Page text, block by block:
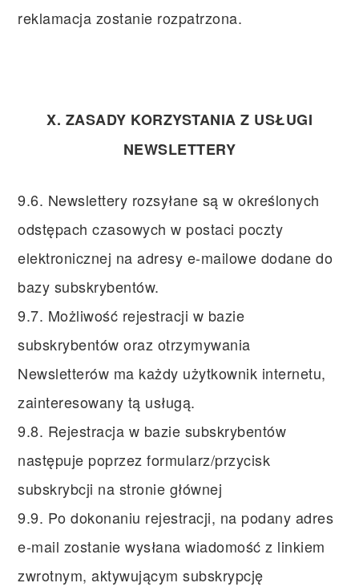
reklamacja zostanie rozpatrzona.
X. ZASADY KORZYSTANIA Z USŁUGI
NEWSLETTERY
9.6. Newslettery rozsyłane są w określonych
odstępach czasowych w postaci poczty
elektronicznej na adresy e-mailowe dodane do
bazy subskrybentów.
9.7. Możliwość rejestracji w bazie
subskrybentów oraz otrzymywania
Newsletterów ma każdy użytkownik internetu,
zainteresowany tą usługą.
9.8. Rejestracja w bazie subskrybentów
następuje poprzez formularz/przycisk
subskrybcji na stronie głównej
9.9. Po dokonaniu rejestracji, na podany adres
e-mail zostanie wysłana wiadomość z linkiem
zwrotnym, aktywującym subskrypcję